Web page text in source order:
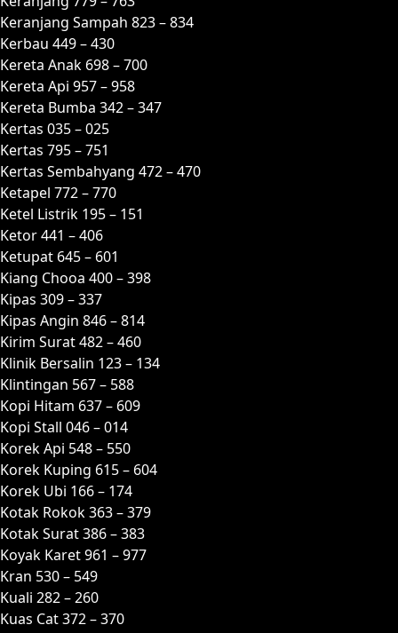
Keranjang Sampah 823 – 834
Kerbau 449 – 430
Kereta Anak 698 – 700
Kereta Api 957 – 958
Kereta Bumba 342 – 347
Kertas 035 – 025
Kertas 795 – 751
Kertas Sembahyang 472 – 470
Ketapel 772 – 770
Ketel Listrik 195 – 151
Ketor 441 – 406
Ketupat 645 – 601
Kiang Chooa 400 – 398
Kipas 309 – 337
Kipas Angin 846 – 814
Kirim Surat 482 – 460
Klinik Bersalin 123 – 134
Klintingan 567 – 588
Kopi Hitam 637 – 609
Kopi Stall 046 – 014
Korek Api 548 – 550
Korek Kuping 615 – 604
Korek Ubi 166 – 174
Kotak Rokok 363 – 379
Kotak Surat 386 – 383
Koyak Karet 961 – 977
Kran 530 – 549
Kuali 282 – 260
Kuas Cat 372 – 370